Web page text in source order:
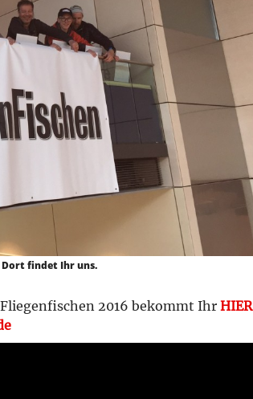
Dort findet Ihr uns.
2016 bekommt Ihr HIER